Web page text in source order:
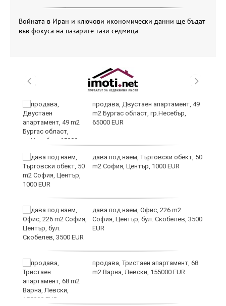
Войната в Иран и ключови икономически данни ще бъдат
във фокуса на пазарите тази седмица
продава, Двустаен апартамент, 49
m2 Бургас област, гр.Несебър,
65000 EUR
дава под наем, Търговски обект, 50
m2 София, Център, 1000 EUR
дава под наем, Офис, 226 m2
София, Център, бул. Скобелев, 3500
EUR
продава, Тристаен апартамент, 68
m2 Варна, Левски, 155000 EUR